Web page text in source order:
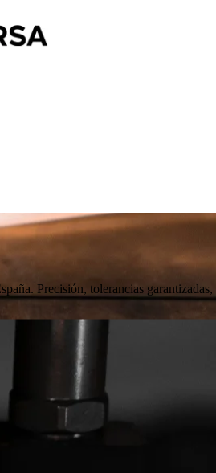
Precisión, tolerancias